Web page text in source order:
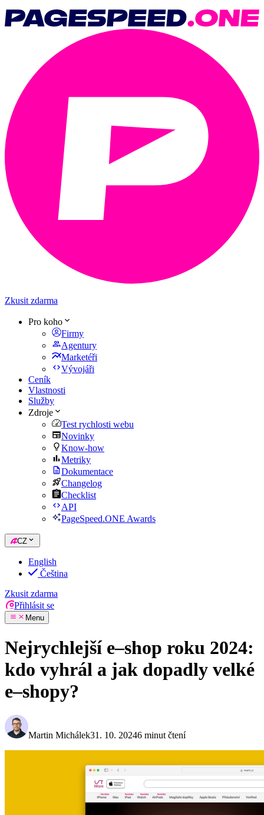
Zkusit zdarma
Pro koho
Firmy
Agentury
Marketéři
Vývojáři
Ceník
Vlastnosti
Služby
Zdroje
Test rychlosti webu
Novinky
Know-how
Metriky
Dokumentace
Changelog
Checklist
API
PageSpeed.ONE Awards
CZ
English
Čeština
Zkusit zdarma
Přihlásit se
Menu
Nejrychlejší e–shop roku 2024:
kdo vyhrál a jak dopadly velké
e–shopy?
Martin Michálek31. 10. 20246 minut čtení